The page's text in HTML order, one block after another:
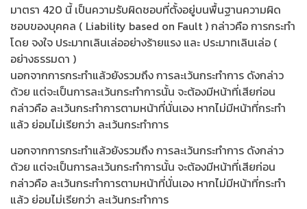
มาตรา 420 นี้ เป็นความรับผิดชอบที่ตั้งอยู่บนพื้นฐานความผิด
ชอบของบุคคล ( Liability based on Fault ) กล่าวคือ การกระทำ
โดย จงใจ ประมาทเลินเล่ออย่างร้ายแรง และ ประมาทเลินเล่อ (
อย่างธรรมดา )
นอกจากการกระทำแล้วยังรวมถึง การละเว้นกระทำการ ดังกล่าว
ด้วย แต่จะเป็นการละเว้นกระทำการนั้น จะต้องมีหน้าที่เสียก่อน
กล่าวคือ ละเว้นกระทำการตามหน้าที่นั่นเอง หากไม่มีหน้าที่กระทำ
แล้ว ย่อมไม่เรียกว่า ละเว้นกระทำการ
นอกจากการกระทำแล้วยังรวมถึง การละเว้นกระทำการ ดังกล่าว
ด้วย แต่จะเป็นการละเว้นกระทำการนั้น จะต้องมีหน้าที่เสียก่อน
กล่าวคือ ละเว้นกระทำการตามหน้าที่นั่นเอง หากไม่มีหน้าที่กระทำ
แล้ว ย่อมไม่เรียกว่า ละเว้นกระทำการ